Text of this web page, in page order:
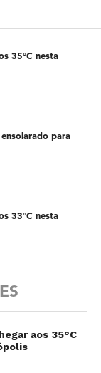
35°C nesta
para
33°C nesta
aos 35°C